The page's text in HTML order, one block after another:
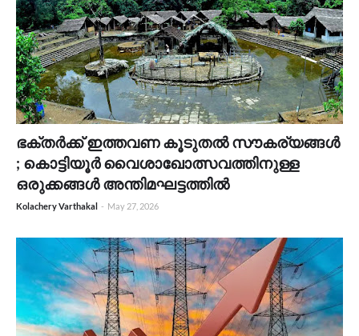
ഭക്തർക്ക് ഇത്തവണ കൂടുതൽ സൗകര്യങ്ങൾ
; കൊട്ടിയൂർ വൈശാഖോത്സവത്തിനുള്ള
ഒരുക്കങ്ങൾ അന്തിമഘട്ടത്തിൽ
Kolachery Varthakal - May 27, 2026